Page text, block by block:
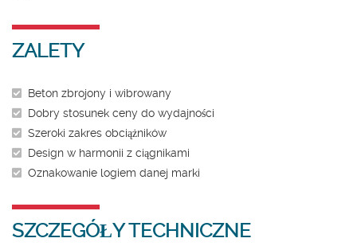
ZALETY
Beton zbrojony i wibrowany
Dobry stosunek ceny do wydajności
Szeroki zakres obciążników
Design w harmonii z ciągnikami
Oznakowanie logiem danej marki
SZCZEGÓŁY TECHNICZNE